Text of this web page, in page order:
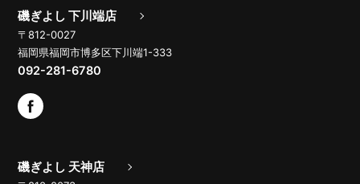
磯ぎよし 下川端店
〒812-0027
福岡県福岡市博多区下川端1-333
092-281-6780
磯ぎよし 天神店